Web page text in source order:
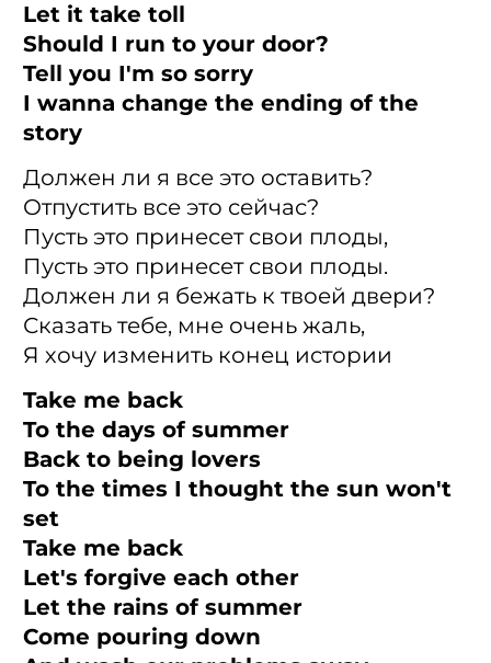
Let it take toll
Should I run to your door?
Tell you I'm so sorry
I wanna change the ending of the
story
Должен ли я все это оставить?
Отпустить все это сейчас?
Пусть это принесет свои плоды,
Пусть это принесет свои плоды.
Должен ли я бежать к твоей двери?
Сказать тебе, мне очень жаль,
Я хочу изменить конец истории
Take me back
To the days of summer
Back to being lovers
To the times I thought the sun won't
set
Take me back
Let's forgive each other
Let the rains of summer
Come pouring down